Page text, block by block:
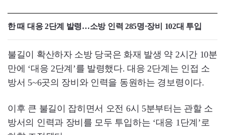
한 때 대응 2단계 발령…소방 인력 285명·장비 102대 투입
불길이 확산하자 소방 당국은 화재 발생 약 2시간 10분
만에 ‘대응 2단계’를 발령했다. 대응 2단계는 인접 소
방서 5~6곳의 장비와 인력을 동원하는 경보령이다.
이후 큰 불길이 잡히면서 오전 6시 5분부터는 관할 소
방서의 인력과 장비를 모두 투입하는 ‘대응 1단계’로